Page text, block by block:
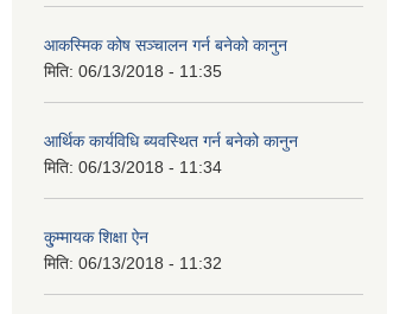
आकस्मिक कोष सञ्चालन गर्न बनेको कानुन
मिति: 06/13/2018 - 11:35
आर्थिक कार्यविधि ब्यवस्थित गर्न बनेको कानुन
मिति: 06/13/2018 - 11:34
कु्म्मायक शिक्षा ऐन
मिति: 06/13/2018 - 11:32